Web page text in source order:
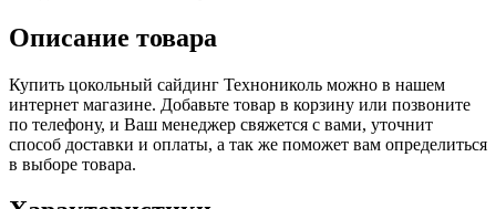
Описание товара
Купить цокольный сайдинг Технониколь можно в нашем
интернет магазине. Добавьте товар в корзину или позвоните
по телефону, и Ваш менеджер свяжется с вами, уточнит
способ доставки и оплаты, а так же поможет вам определиться
в выборе товара.